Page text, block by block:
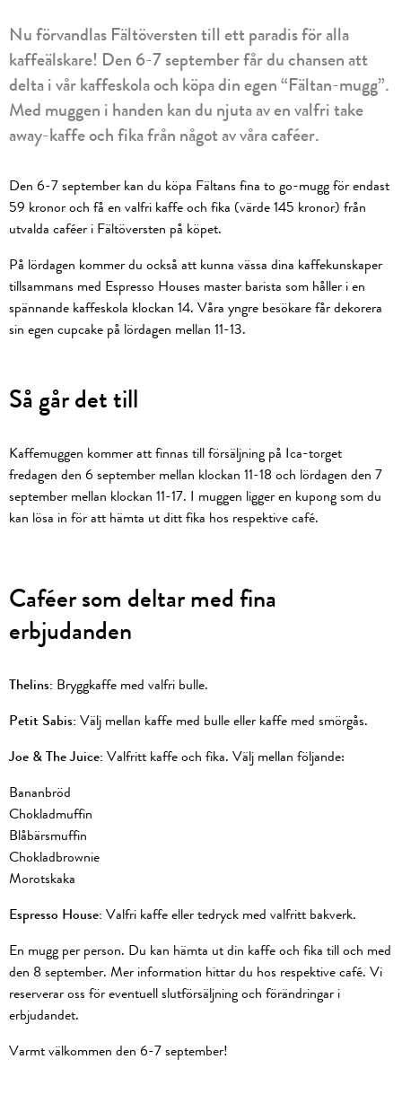
Nu förvandlas Fältöversten till ett paradis för alla
kaffeälskare! Den 6-7 september får du chansen att
delta i vår kaffeskola och köpa din egen “Fältan-mugg”.
Med muggen i handen kan du njuta av en valfri take
away-kaffe och fika från något av våra caféer.
Den 6-7 september kan du köpa Fältans fina to go-mugg för endast
59 kronor och få en valfri kaffe och fika (värde 145 kronor) från
utvalda caféer i Fältöversten på köpet.
På lördagen kommer du också att kunna vässa dina kaffekunskaper
tillsammans med Espresso Houses master barista som håller i en
spännande kaffeskola klockan 14. Våra yngre besökare får dekorera
sin egen cupcake på lördagen mellan 11-13.
Så går det till
Kaffemuggen kommer att finnas till försäljning på Ica-torget
fredagen den 6 september mellan klockan 11-18 och lördagen den 7
september mellan klockan 11-17. I muggen ligger en kupong som du
kan lösa in för att hämta ut ditt fika hos respektive café.
Caféer som deltar med fina
erbjudanden
Thelins: Bryggkaffe med valfri bulle.
Petit Sabis: Välj mellan kaffe med bulle eller kaffe med smörgås.
Joe & The Juice: Valfritt kaffe och fika. Välj mellan följande:
Bananbröd
Chokladmuffin
Blåbärsmuffin
Chokladbrownie
Morotskaka
Espresso House: Valfri kaffe eller tedryck med valfritt bakverk.
En mugg per person. Du kan hämta ut din kaffe och fika till och med
den 8 september. Mer information hittar du hos respektive café. Vi
reserverar oss för eventuell slutförsäljning och förändringar i
erbjudandet.
Varmt välkommen den 6-7 september!